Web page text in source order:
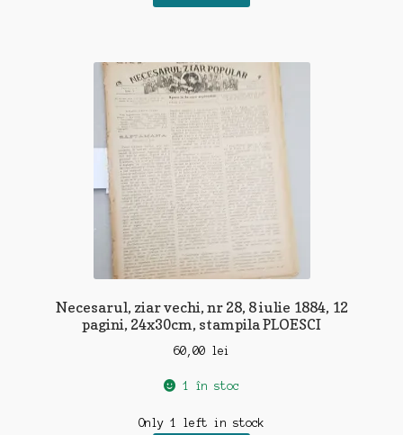
Necesarul, ziar vechi, nr 28, 8 iulie 1884, 12
pagini, 24x30cm, stampila PLOESCI
60,00 lei
1 în stoc
Only 1 left in stock